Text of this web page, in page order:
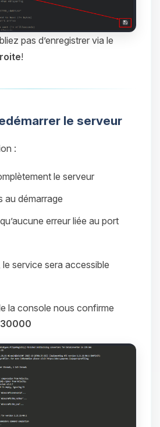
pas d’enregistrer via le
!
le serveur
:
le serveur
au démarrage
erreur liée au port
service sera accessible
la console nous confirme
30000